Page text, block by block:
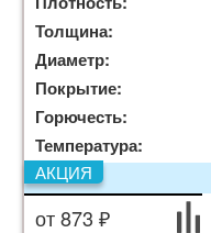
Толщина:
Диаметр:
Покрытие:
Горючесть:
Температура:
АКЦИЯ
от 873 ₽